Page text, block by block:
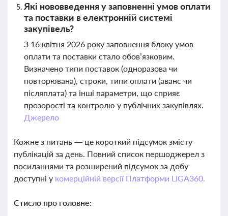
Які нововведення у заповненні умов оплати
та поставки в електронній системі
закупівель?
З 16 квітня 2026 року заповнення блоку умов
оплати та поставки стало обов’язковим.
Визначено типи поставок (одноразова чи
повторювана), строки, типи оплати (аванс чи
післяплата) та інші параметри, що сприяє
прозорості та контролю у публічних закупівлях.
Джерело
Кожне з питань — це короткий підсумок змісту
публікацій за день. Повний список першоджерел з
посиланнями та розширений підсумок за добу
доступні у комерційній версії Платформи LIGA360.
Стисло про головне: